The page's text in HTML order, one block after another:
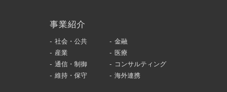
事業紹介
社会・公共
金融
産業
医療
通信・制御
コンサルティング
維持・保守
海外連携